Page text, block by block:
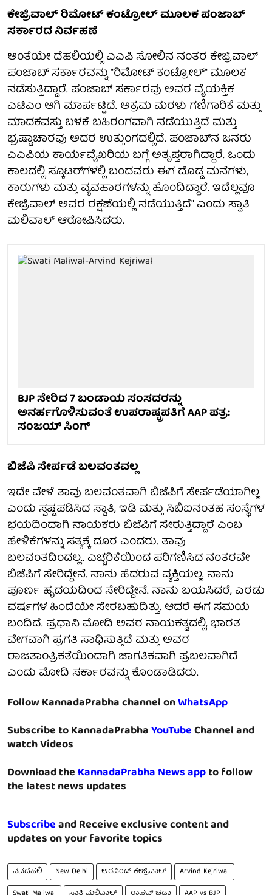
ಕೇಜ್ರಿವಾಲ್ ರಿಮೋಟ್ ಕಂಟ್ರೋಲ್ ಮೂಲಕ ಪಂಜಾಬ್
ಸರ್ಕಾರದ ನಿರ್ವಹಣೆ
ಅಂತೆಯೇ ದೆಹಲಿಯಲ್ಲಿ ಎಎಪಿ ಸೋಲಿನ ನಂತರ ಕೇಜ್ರಿವಾಲ್
ಪಂಜಾಬ್ ಸರ್ಕಾರವನ್ನು "ರಿಮೋಟ್ ಕಂಟ್ರೋಲ್" ಮೂಲಕ
ನಡೆಸುತ್ತಿದ್ದಾರೆ. ಪಂಜಾಬ್ ಸರ್ಕಾರವು ಅವರ ವೈಯಕ್ತಿಕ
ಎಟಿಎಂ ಆಗಿ ಮಾರ್ಪಟ್ಟಿದೆ. ಅಕ್ರಮ ಮರಳು ಗಣಿಗಾರಿಕೆ ಮತ್ತು
ಮಾದಕವಸ್ತು ಬಳಕೆ ಬಹಿರಂಗವಾಗಿ ನಡೆಯುತ್ತಿದೆ ಮತ್ತು
ಭ್ರಷ್ಟಾಚಾರವು ಅದರ ಉತ್ತುಂಗದಲ್ಲಿದೆ. ಪಂಜಾಬ್‌ನ ಜನರು
ಎಎಪಿಯ ಕಾರ್ಯವೈಖರಿಯ ಬಗ್ಗೆ ಅತೃಪ್ತರಾಗಿದ್ದಾರೆ. ಒಂದು
ಕಾಲದಲ್ಲಿ ಸ್ಕೂಟರ್‌ಗಳಲ್ಲಿ ಬಂದವರು ಈಗ ದೊಡ್ಡ ಮನೆಗಳು,
ಕಾರುಗಳು ಮತ್ತು ವ್ಯವಹಾರಗಳನ್ನು ಹೊಂದಿದ್ದಾರೆ. ಇದೆಲ್ಲವೂ
ಕೇಜ್ರಿವಾಲ್ ಅವರ ರಕ್ಷಣೆಯಲ್ಲಿ ನಡೆಯುತ್ತಿದೆ" ಎಂದು ಸ್ವಾತಿ
ಮಲಿವಾಲ್ ಆರೋಪಿಸಿದರು.
BJP ಸೇರಿದ 7 ಬಂಡಾಯ ಸಂಸದರನ್ನು
ಅನರ್ಹಗೊಳಿಸುವಂತೆ ಉಪರಾಷ್ಟ್ರಪತಿಗೆ AAP ಪತ್ರ:
ಸಂಜಯ್ ಸಿಂಗ್
ಬಿಜೆಪಿ ಸೇರ್ಪಡೆ ಬಲವಂತವಲ್ಲ
ಇದೇ ವೇಳೆ ತಾವು ಬಲವಂತವಾಗಿ ಬಿಜೆಪಿಗೆ ಸೇರ್ಪಡೆಯಾಗಿಲ್ಲ
ಎಂದು ಸ್ಪಷ್ಟಪಡಿಸಿದ ಸ್ವಾತಿ, ಇಡಿ ಮತ್ತು ಸಿಬಿಐನಂತಹ ಸಂಸ್ಥೆಗಳ
ಭಯದಿಂದಾಗಿ ನಾಯಕರು ಬಿಜೆಪಿಗೆ ಸೇರುತ್ತಿದ್ದಾರೆ ಎಂಬ
ಹೇಳಿಕೆಗಳನ್ನು ಸತ್ಯಕ್ಕೆ ದೂರ ಎಂದರು. ತಾವು
ಬಲವಂತದಿಂದಲ್ಲ.. ಎಚ್ಚರಿಕೆಯಿಂದ ಪರಿಗಣಿಸಿದ ನಂತರವೇ
ಬಿಜೆಪಿಗೆ ಸೇರಿದ್ದೇನೆ. ನಾನು ಹೆದರುವ ವ್ಯಕ್ತಿಯಲ್ಲ. ನಾನು
ಪೂರ್ಣ ಹೃದಯದಿಂದ ಸೇರಿದ್ದೇನೆ. ನಾನು ಬಯಸಿದರೆ, ಎರಡು
ವರ್ಷಗಳ ಹಿಂದೆಯೇ ಸೇರಬಹುದಿತ್ತು. ಆದರೆ ಈಗ ಸಮಯ
ಬಂದಿದೆ. ಪ್ರಧಾನಿ ಮೋದಿ ಅವರ ನಾಯಕತ್ವದಲ್ಲಿ, ಭಾರತ
ವೇಗವಾಗಿ ಪ್ರಗತಿ ಸಾಧಿಸುತ್ತಿದೆ ಮತ್ತು ಅವರ
ರಾಜತಾಂತ್ರಿಕತೆಯಿಂದಾಗಿ ಜಾಗತಿಕವಾಗಿ ಪ್ರಬಲವಾಗಿದೆ
ಎಂದು ಮೋದಿ ಸರ್ಕಾರವನ್ನು ಕೊಂಡಾಡಿದರು.
Follow KannadaPrabha channel onWhatsApp
Subscribe to KannadaPrabhaYouTubeChannel and
watch Videos
Download theKannadaPrabha News appto follow
the latest news updates
Subscribeand Receive exclusive content and
updates on your favorite topics
ನವದೆಹಲಿ New Delhi ಅರವಿಂದ್ ಕೇಜ್ರಿವಾಲ್
Arvind Kejriwal